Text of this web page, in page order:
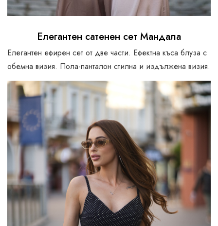
Елегантен сатенен сет Мандала
Елегантен ефирен сет от две части. Ефектна къса блуза с
обемна визия. Пола-панталон стилна и издължена визия.